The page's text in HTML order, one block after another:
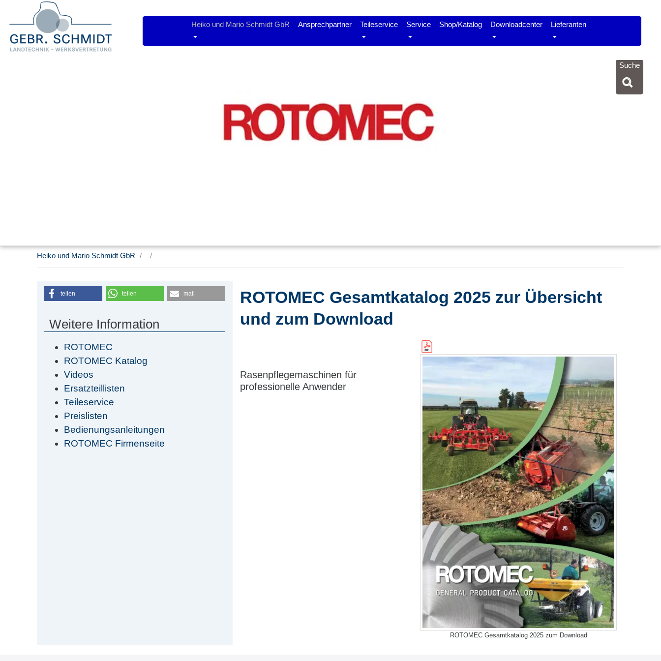
Heiko und Mario Schmidt GbR Ansprechpartner Teileservice Service Shop/Katalog Downloadcenter Lieferanten
Suche
Heiko und Mario Schmidt GbR
teilen teilen mail
Weitere Information
ROTOMEC
ROTOMEC Katalog
Videos
Ersatzteillisten
Teileservice
Preislisten
Bedienungsanleitungen
ROTOMEC Firmenseite
ROTOMEC Gesamtkatalog 2025 zur Übersicht
und zum Download
ROTOMEC Gesamtkatalog 2025 zum Download
Rasenpflegemaschinen für
professionelle Anwender